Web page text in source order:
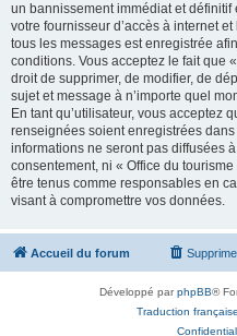
un bannissement immédiat et définitif
votre fournisseur d’accès à internet
tous les messages est enregistrée
conditions. Vous acceptez le fait que
droit de supprimer, de modifier, de
sujet et message à n’importe quel
En tant qu’utilisateur, vous acceptez
renseignées soient enregistrées
informations ne seront pas diffusées
consentement, ni « Office du
être tenus comme responsables en
visant à compromettre vos données.
Accueil du forum
Développé parphpBB®
Traduction